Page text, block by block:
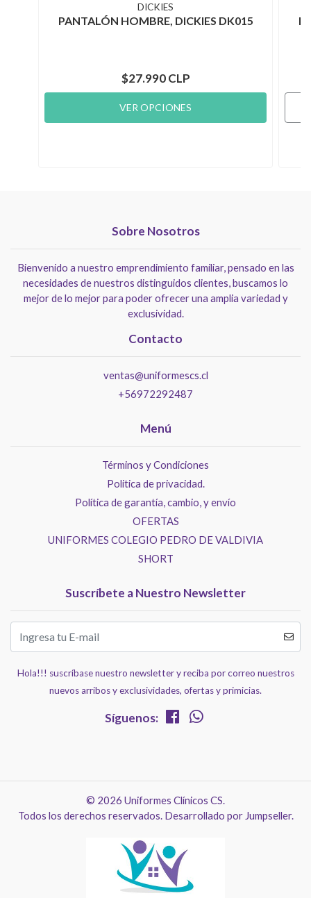
DICKIES
PANTALÓN HOMBRE, DICKIES DK015
$27.990 CLP
VER OPCIONES
Sobre Nosotros
Bienvenido a nuestro emprendimiento familiar, pensado en las
necesidades de nuestros distinguidos clientes, buscamos lo
mejor de lo mejor para poder ofrecer una amplia variedad y
exclusividad.
Contacto
ventas@uniformescs.cl
+56972292487
Menú
Términos y Condiciones
Politica de privacidad.
Política de garantía, cambio, y envío
OFERTAS
UNIFORMES COLEGIO PEDRO DE VALDIVIA
SHORT
Suscríbete a Nuestro Newsletter
Hola!!! suscríbase nuestro newsletter y reciba por correo nuestros
nuevos arribos y exclusividades, ofertas y primicias.
Síguenos:
© 2026 Uniformes Clínicos CS.
Todos los derechos reservados. Desarrollado por Jumpseller.